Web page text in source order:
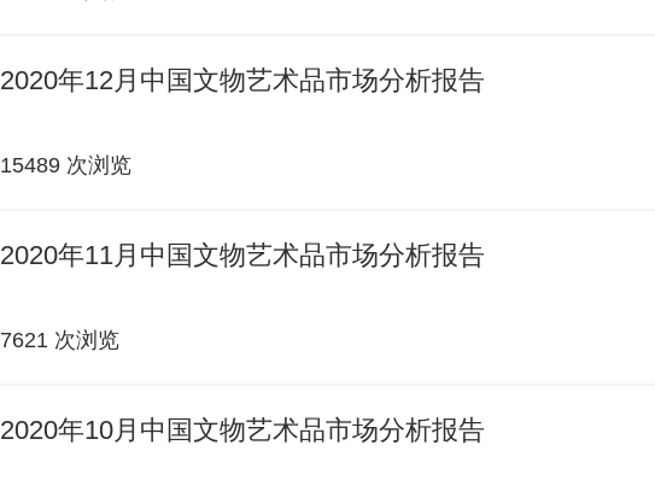
2020年12月中国文物艺术品市场分析报告
15489 次浏览
2020年11月中国文物艺术品市场分析报告
7621 次浏览
2020年10月中国文物艺术品市场分析报告